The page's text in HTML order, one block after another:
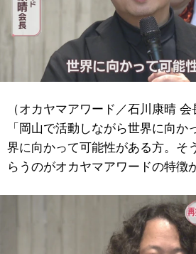
（オカヤマアワード／石川康晴 会
「岡山で活動しながら世界に向か
界に向かって可能性がある方。そ
らうのがオカヤマアワードの特徴